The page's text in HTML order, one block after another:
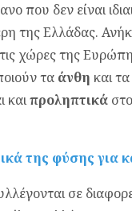
που δεν είναι
της Ελλάδας.
χώρες της
τα άνθη και τα
καιπροληπτικά
της φύσης για
σε